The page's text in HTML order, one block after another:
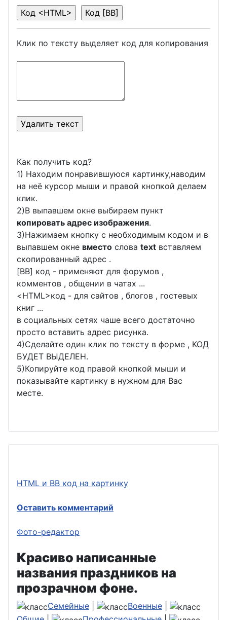
Клик по тексту выделяет код для копирования
Как получить код?
1) Находим понравившуюся картинку,наводим
на неё курсор мыши и правой кнопкой делаем
клик.
2)В выпавшем окне выбираем пункт
копировать адрес изображения.
3)Нажимаем кнопку с необходимым кодом и в
выпавшем окне вместо слова text вставляем
скопированный адрес .
[BB] код - применяют для форумов ,
комментов , общении в чатах ...
<HTML>код - для сайтов , блогов , гостевых
книг ...
в социальных сетях чаше всего достаточно
просто вставить адрес рисунка.
4)Сделайте один клик по тексту в форме , КОД
БУДЕТ ВЫДЕЛЕН.
5)Копируйте код правой кнопкой мыши и
показывайте картинку в нужном для Вас
месте.
HTML и BB код на картинку
Оставить комментарий
Фото-редактор
Красиво написанные
названия праздников на
прозрачном фоне.
Семейные Военные